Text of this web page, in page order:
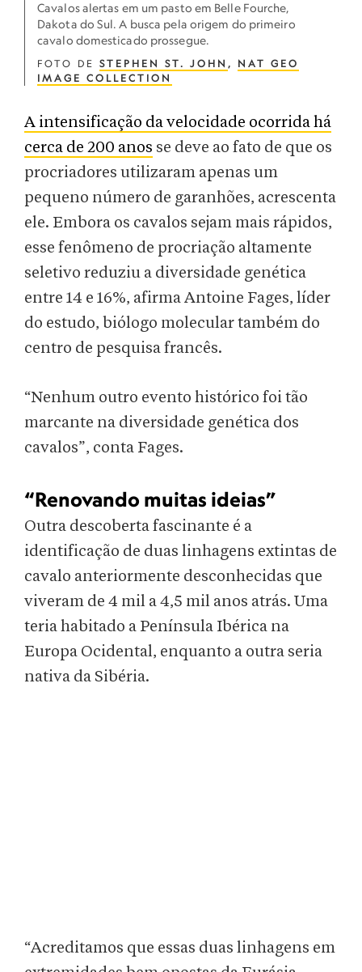
Cavalos alertas em um pasto em Belle Fourche,
Dakota do Sul. A busca pela origem do primeiro
cavalo domesticado prossegue.
FOTO DE STEPHEN ST. JOHN , NAT GEO
IMAGE COLLECTION
A intensificação da velocidade ocorrida há
cerca de 200 anos se deve ao fato de que os
procriadores utilizaram apenas um
pequeno número de garanhões, acrescenta
ele. Embora os cavalos sejam mais rápidos,
esse fenômeno de procriação altamente
seletivo reduziu a diversidade genética
entre 14 e 16%, afirma Antoine Fages, líder
do estudo, biólogo molecular também do
centro de pesquisa francês.
“Nenhum outro evento histórico foi tão
marcante na diversidade genética dos
cavalos”, conta Fages.
“Renovando muitas ideias”
Outra descoberta fascinante é a
identificação de duas linhagens extintas de
cavalo anteriormente desconhecidas que
viveram de 4 mil a 4,5 mil anos atrás. Uma
teria habitado a Península Ibérica na
Europa Ocidental, enquanto a outra seria
nativa da Sibéria.
“Acreditamos que essas duas linhagens em